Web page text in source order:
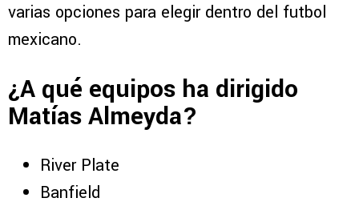
varias opciones para elegir dentro del futbol
mexicano.
¿A qué equipos ha dirigido
Matías Almeyda?
River Plate
Banfield